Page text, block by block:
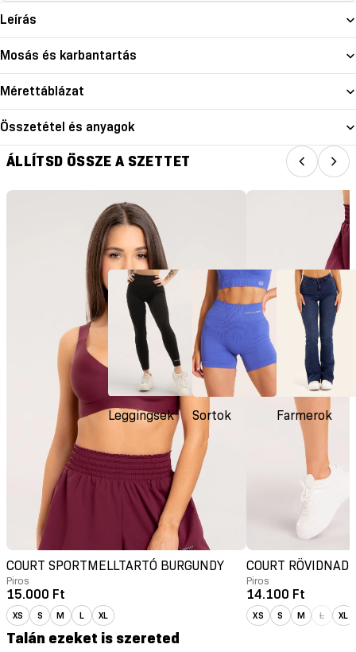
Leggingsek Sortok Farmerok
Leírás
Mosás és karbantartás
Mérettáblázat
Összetétel és anyagok
ÁLLÍTSD ÖSSZE A SZETTET
COURT SPORTMELLTARTÓ BURGUNDY
Piros
15.000 Ft
XS S M L XL
COURT
Piros
14.100 Ft
XS S M L XL
Talán ezeket is szereted